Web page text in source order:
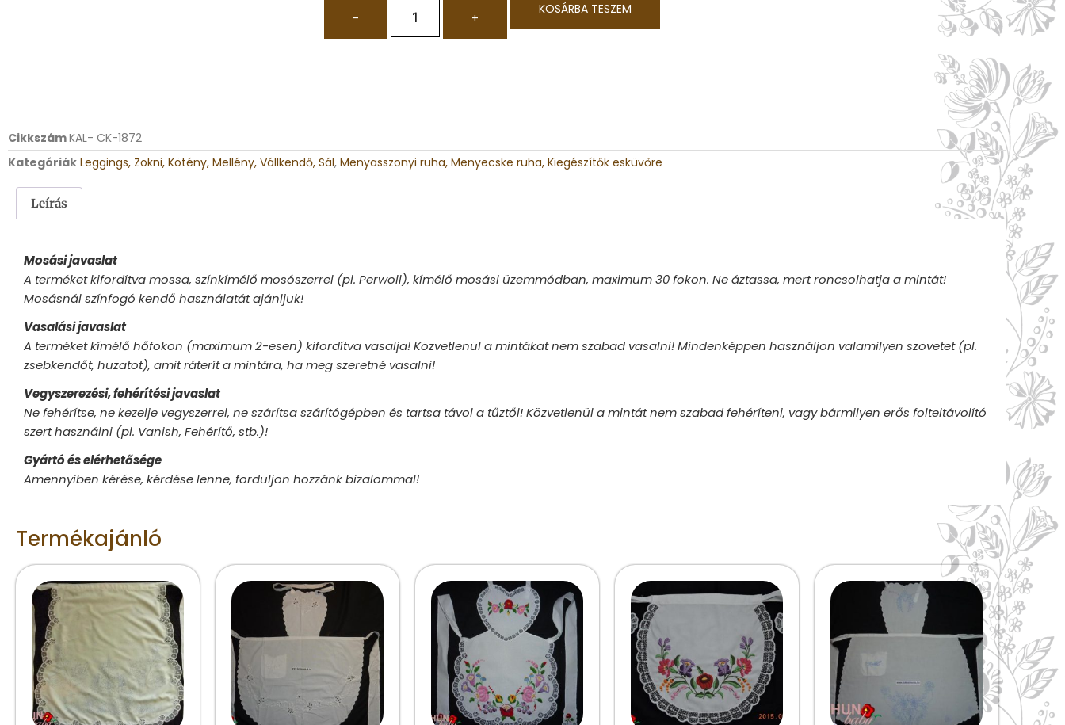
- +
KOSÁRBA TESZEM
CikkszámKAL- CK-1872
Kategóriák Leggings, Zokni, Kötény, Mellény, Vállkendő, Sál, Menyasszonyi ruha, Menyecske ruha, Kiegészítők esküvőre
Leírás
Mosási javaslat
A terméket kifordítva mossa, színkímélő mosószerrel (pl. Perwoll), kímélő mosási üzemmódban, maximum 30 fokon. Ne áztassa, mert roncsolhatja a mintát!
Mosásnál színfogó kendő használatát ajánljuk!
Vasalási javaslat
A terméket kímélő hőfokon (maximum 2-esen) kifordítva vasalja! Közvetlenül a mintákat nem szabad vasalni! Mindenképpen használjon valamilyen szövetet (pl.
zsebkendőt, huzatot), amit ráterít a mintára, ha meg szeretné vasalni!
Vegyszerezési, fehérítési javaslat
Ne fehérítse, ne kezelje vegyszerrel, ne szárítsa szárítógépben és tartsa távol a tűztől! Közvetlenül a mintát nem szabad fehéríteni, vagy bármilyen erős folteltávolító
szert használni (pl. Vanish, Fehérítő, stb.)!
Gyártó és elérhetősége
Amennyiben kérése, kérdése lenne, forduljon hozzánk bizalommal!
Termékajánló